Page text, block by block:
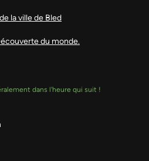
la ville de Bled
du monde.
dans l'heure qui suit !